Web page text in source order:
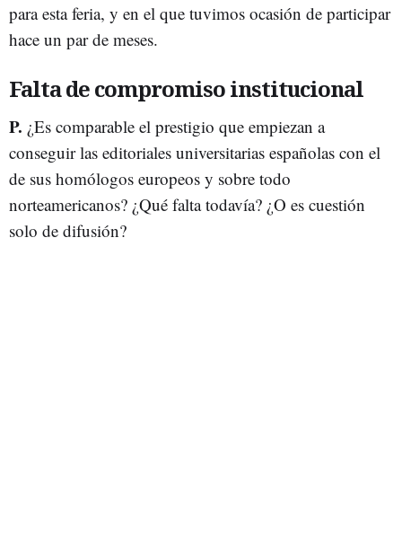
para esta feria, y en el que tuvimos ocasión de participar
hace un par de meses.
Falta de compromiso institucional
P. ¿Es comparable el prestigio que empiezan a
conseguir las editoriales universitarias españolas con el
de sus homólogos europeos y sobre todo
norteamericanos? ¿Qué falta todavía? ¿O es cuestión
solo de difusión?